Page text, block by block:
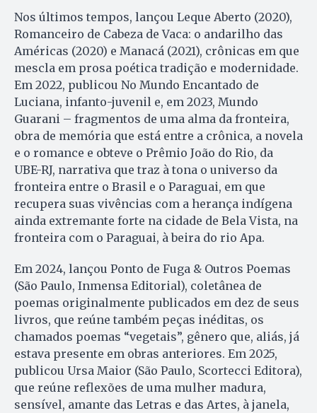
Nos últimos tempos, lançou Leque Aberto (2020),
Romanceiro de Cabeza de Vaca: o andarilho das
Américas (2020) e Manacá (2021), crônicas em que
mescla em prosa poética tradição e modernidade.
Em 2022, publicou No Mundo Encantado de
Luciana, infanto-juvenil e, em 2023, Mundo
Guarani – fragmentos de uma alma da fronteira,
obra de memória que está entre a crônica, a novela
e o romance e obteve o Prêmio João do Rio, da
UBE-RJ, narrativa que traz à tona o universo da
fronteira entre o Brasil e o Paraguai, em que
recupera suas vivências com a herança indígena
ainda extremante forte na cidade de Bela Vista, na
fronteira com o Paraguai, à beira do rio Apa.
Em 2024, lançou Ponto de Fuga & Outros Poemas
(São Paulo, Inmensa Editorial), coletânea de
poemas originalmente publicados em dez de seus
livros, que reúne também peças inéditas, os
chamados poemas “vegetais”, gênero que, aliás, já
estava presente em obras anteriores. Em 2025,
publicou Ursa Maior (São Paulo, Scortecci Editora),
que reúne reflexões de uma mulher madura,
sensível, amante das Letras e das Artes, à janela,